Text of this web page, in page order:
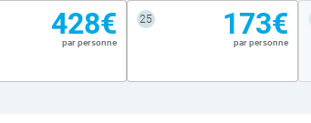
428€
par personne
25 173€
par personne